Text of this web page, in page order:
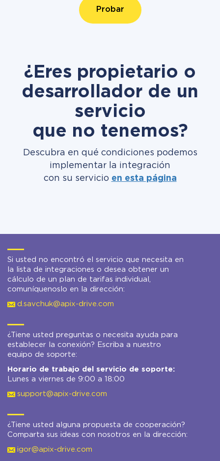
Probar
¿Eres propietario o
desarrollador de un
servicio
que no tenemos?
Descubra en qué condiciones podemos
implementar la integración
con su servicio en esta página
Si usted no encontró el servicio que necesita en
la lista de integraciones o desea obtener un
cálculo de un plan de tarifas individual,
comuníquenoslo en la dirección:
d.savchuk@apix-drive.com
¿Tiene usted preguntas o necesita ayuda para
establecer la conexión? Escriba a nuestro
equipo de soporte:
Horario de trabajo del servicio de soporte:
Lunes a viernes de 9:00 a 18:00
support@apix-drive.com
¿Tiene usted alguna propuesta de cooperación?
Comparta sus ideas con nosotros en la dirección:
igor@apix-drive.com